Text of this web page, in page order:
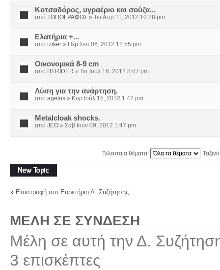
Κοτσαδόρος, υγραέριο και σούζα...
από ΤΟΠΟΓΡΑΦΟΣ » Τετ Απρ 11, 2012 10:28 pm
Ελατήρια +...
από tziker » Πέμ Σεπ 06, 2012 12:55 pm
Οικονομικά 8-9 cm
από ITI RIDER » Τετ Ιούλ 18, 2012 8:07 pm
Λύση για την ανάρτηση.
από agelos » Κυρ Ιούλ 15, 2012 1:42 pm
Μetalcloak shocks.
από JEO » Σάβ Ιουν 09, 2012 1:47 pm
Τελευταία θέματα:
Δημιουργία νέου
θέματος
Επιστροφή στο Ευρετήριο Δ. Συζήτησης
ΜΈΛΗ ΣΕ ΣΎΝΔΕΣΗ
Μέλη σε αυτή την Δ.
3 επισκέπτες